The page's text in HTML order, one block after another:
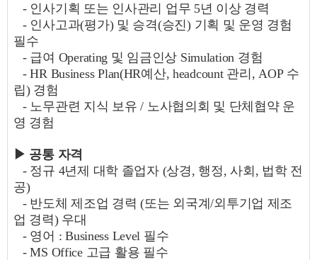
- 인사기획 또는 인사관리 업무 5년 이상 경력
- 인사고과(평가) 및 승격(승진) 기획 및 운영 경험
필수
- 급여 Operating 및 임금인상 Simulation 경험
- HR Business Plan(HR예산, headcount 관리 , AOP 수
립) 경험
- 노무관련 지식 보유 / 노사협의회 및 단체협약 운
영 경험
▶ 공통 자격
- 정규 4년제 대학 졸업자(상경, 행정, 사회 , 법학 전
공)
- 반도체 제조업 경력 (또는 외국계/외투기업 제조
업 경력) 우대
- 영어 : Business Level 필수
- MS Office 고급 활용 필수